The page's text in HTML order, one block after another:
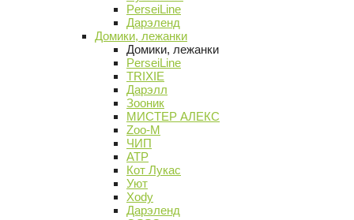
PerseiLine
Дарэленд
Домики, лежанки
Домики, лежанки
PerseiLine
TRIXIE
Дарэлл
Зооник
МИСТЕР АЛЕКС
Zoo-M
ЧИП
АТР
Кот Лукас
Уют
Xody
Дарэленд